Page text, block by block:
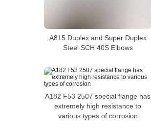
A815 Duplex and Super Duplex
Steel SCH 40S Elbows
A182 F53 2507 special flange has
extremely high resistance to
various types of corrosion